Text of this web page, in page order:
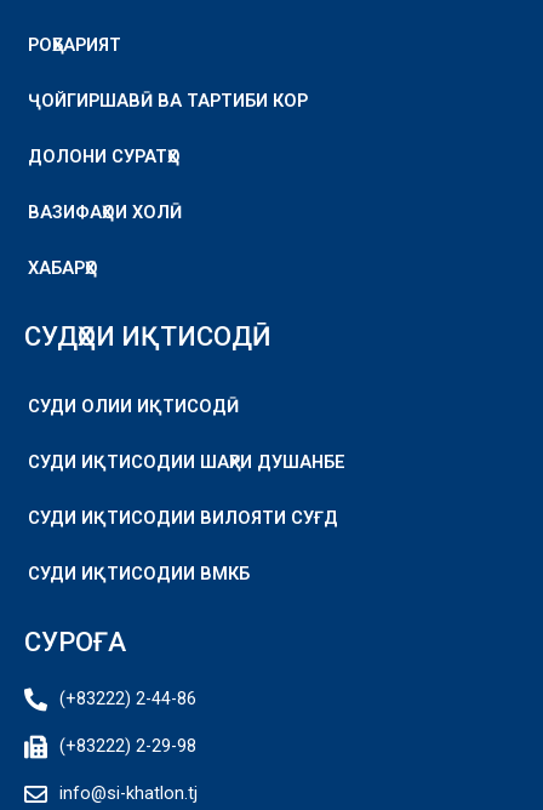
РОҲБАРИЯТ
ҶОЙГИРШАВӢ ВА ТАРТИБИ КОР
ДОЛОНИ СУРАТҲО
ВАЗИФАҲОИ ХОЛӢ
ХАБАРҲО
СУДҲОИ ИҚТИСОДӢ
СУДИ ОЛИИ ИҚТИСОДӢ
СУДИ ИҚТИСОДИИ ШАҲРИ ДУШАНБЕ
СУДИ ИҚТИСОДИИ ВИЛОЯТИ СУҒД
СУДИ ИҚТИСОДИИ ВМКБ
СУРОҒА
(+83222) 2-44-86
(+83222) 2-29-98
info@si-khatlon.tj